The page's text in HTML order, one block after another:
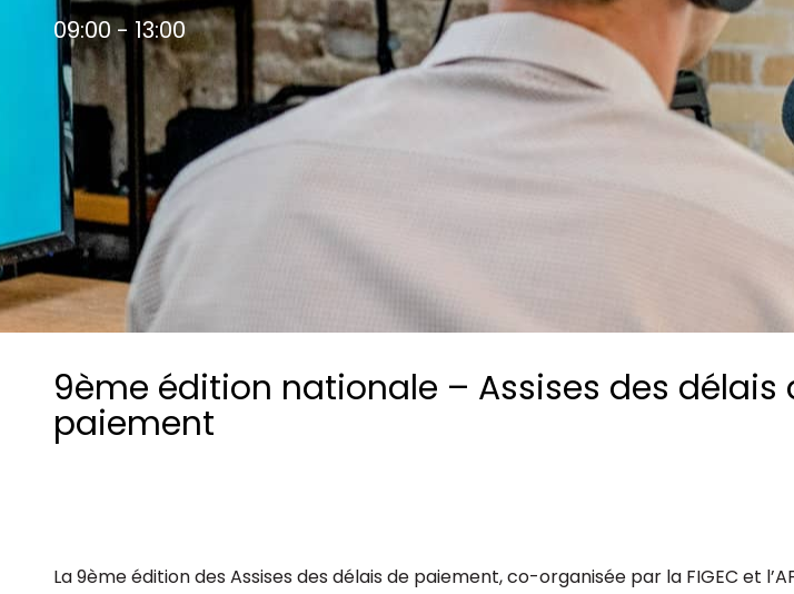
Prendre de meilleures
décisions ​et adopter les
bonnes stratégies​ grâce à
l’attitude de paiement
Les principes qui guident nos équipes et
nos engagements.
Découvrir nos valeurs
Consultez les informations relatives
notre évaluation EcoVadis.
Consulter le rapport
09:00 - 13:00
9ème édition nationale – Assises des délais
paiement
La 9èmeédition des Assises des délais de paiement, co-organisée par la FIGEC et